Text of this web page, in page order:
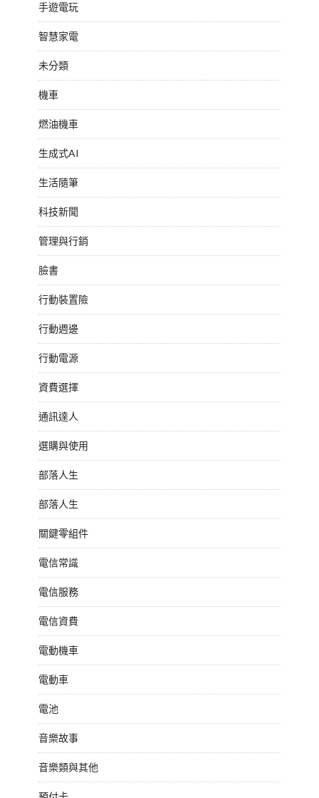
手遊電玩
智慧家電
未分類
機車
燃油機車
生成式AI
生活隨筆
科技新聞
管理與行銷
臉書
行動裝置險
行動週邊
行動電源
資費選擇
通訊達人
選購與使用
部落人生
部落人生
關鍵零組件
電信常識
電信服務
電信資費
電動機車
電動車
電池
音樂故事
音樂類與其他